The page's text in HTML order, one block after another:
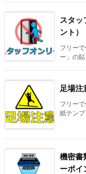
スタッ
ント）
フリー
ー」の貼
足場注
フリー
紙テン
機密書
ーポイ